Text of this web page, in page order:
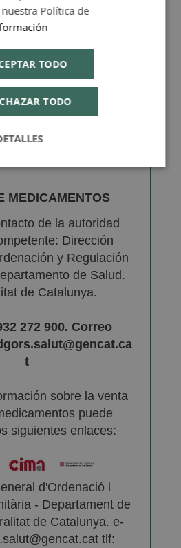
MEDICAMENTOS
de la autoridad
Dirección
y Regulación
de Salud.
de Catalunya.
272 900. Correo
t
sobre la venta
puede
siguientes enlaces:
d'Ordenació i
- Departament de
de Catalunya. e-
tlf:
Política de
TODO
TODO